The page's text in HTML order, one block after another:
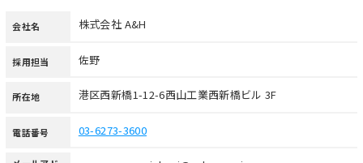
会社名 株式会社 A&H
採用担当 佐野
所在地 港区西新橋1-12-6西山工業西新橋ビル 3F
電話番号 03-6273-3600